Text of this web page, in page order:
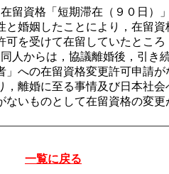
在留資格「短期滞在（９０日）
と婚姻したことにより，在留
可を受けて在留していたとこ
同人からは，協議離婚後，引き
」への在留資格変更許可申請
，離婚に至る事情及び日本社
ないものとして在留資格の変
一覧に戻る